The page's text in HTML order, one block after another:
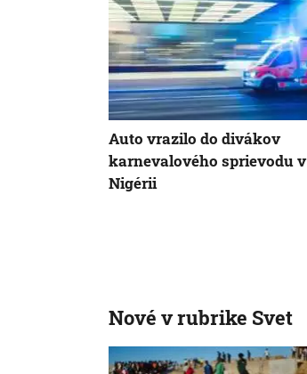
Auto vrazilo do divákov
karnevalového sprievodu v
Nigérii
Nové v rubrike Svet